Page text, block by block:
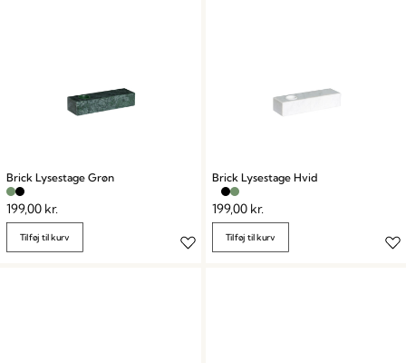
Brick Lysestage Grøn
199,00 kr.
Tilføj til kurv
Brick Lysestage Hvid
199,00 kr.
Tilføj til kurv